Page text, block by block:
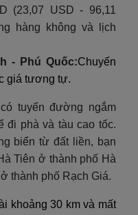
(23,07 USD - 96,11
hàng không và lịch
- Phú Quốc:Chuyến
giá tương tự.
tuyến đường ngắm
đi phà và tàu cao tốc.
biển từ đất liền, bạn
Tiên ở thành phố Hà
thành phố Rạch Giá.
khoảng 30 km và mất